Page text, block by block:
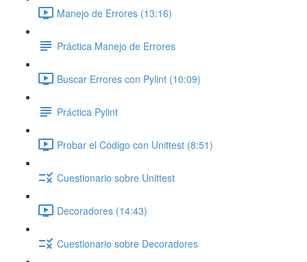
Manejo de Errores (13:16)
Práctica Manejo de Errores
Buscar Errores con Pylint (10:09)
Práctica Pylint
Probar el Código con Unittest (8:51)
Cuestionario sobre Unittest
Decoradores (14:43)
Cuestionario sobre Decoradores